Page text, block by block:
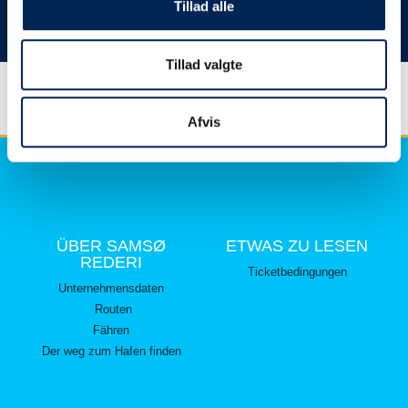
Tillad alle
Tillad valgte
Afvis
Vielen Dank für Ihr Verständnis.
ÜBER SAMSØ
REDERI
Unternehmensdaten
Routen
Fähren
Der weg zum Hafen finden
ETWAS ZU LESEN
Ticketbedingungen